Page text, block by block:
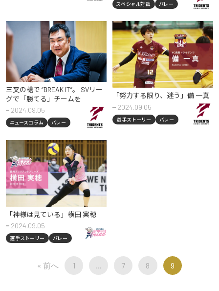
スペシャル対談 バレー
三叉の槍で “BREAK IT”。 SVリー
グで「勝てる」チームを
2024.09.05
ニュースコラム バレー
「努力する限り、迷う」 備 一真
2024.09.05
選手ストーリー バレー
「神様は見ている」 横田 実穂
2024.09.05
選手ストーリー バレー
« 前へ 1 … 7 8 9